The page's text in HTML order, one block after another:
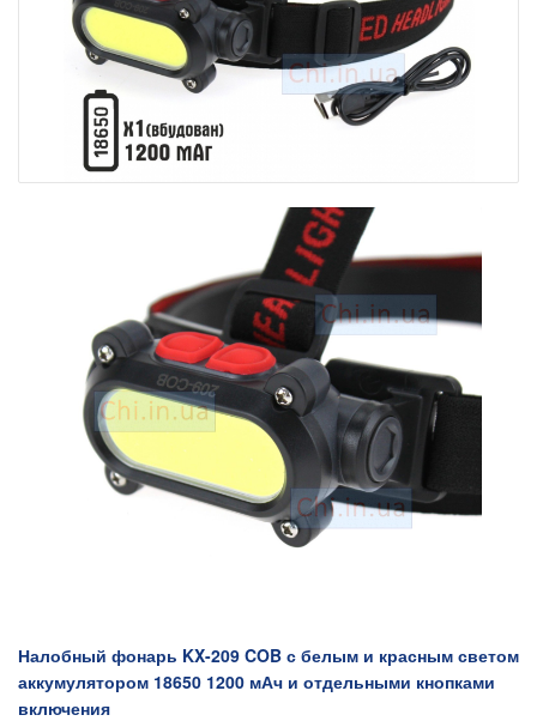
Налобный фонарь KX-209 COB с белым и красным светом
аккумулятором 18650 1200 мАч и отдельными кнопками
включения